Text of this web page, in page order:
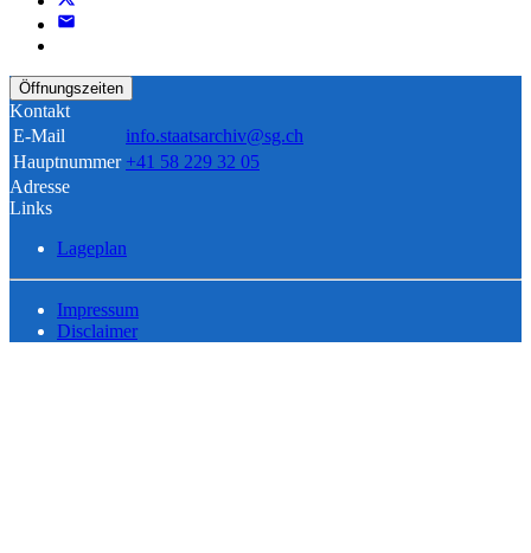
Öffnungszeiten
Kontakt
E-Mail
info.staatsarchiv@sg.ch
Hauptnummer +41 58 229 32 05
Adresse
Links
Lageplan
Impressum
Disclaimer